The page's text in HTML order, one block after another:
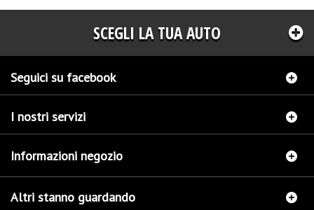
SCEGLI LA TUA AUTO
Seguici su facebook
I nostri servizi
Informazioni negozio
Altri stanno guardando